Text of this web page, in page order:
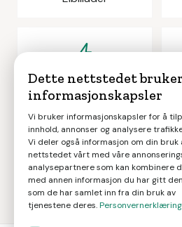
Elektrikeroppdrag
Eiendomsmegling
Dette nettstedet bruker
informasjonskapsler
Vi bruker informasjonskapsler for å
innhold, annonser og analysere
Vi deler også informasjon om din bruk
nettstedet vårt med våre
analysepartnere som kan kombinere
med annen informasjon du har gitt
som de har samlet inn fra din bruk av
tjenestene deres.Personvernerklæring